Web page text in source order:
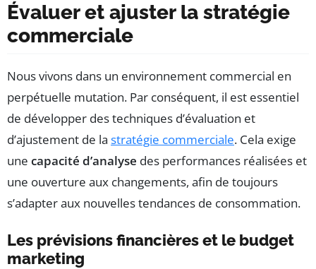
Évaluer et ajuster la stratégie
commerciale
Nous vivons dans un environnement commercial en
perpétuelle mutation. Par conséquent, il est essentiel
de développer des techniques d’évaluation et
d’ajustement de la stratégie commerciale. Cela exige
une capacité d’analyse des performances réalisées et
une ouverture aux changements, afin de toujours
s’adapter aux nouvelles tendances de consommation.
Les prévisions financières et le budget
marketing